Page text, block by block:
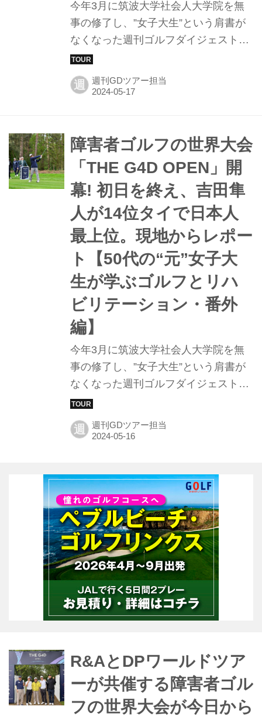
今年3月に筑波大学社会人大学院を無
事の修了し、”女子大生”という肩書が
なくなった週刊ゴルフダイジェスト編
集部Y。R＆AとDPワールドツアーが
共催する障害者ゴルフの世界大会
「THE G4D OPEN」の現場からの2日
週 週刊GDツアー担当
障害者ゴルフの世界大会
「THE G4D OPEN」開
幕! 初日を終え、吉田隼
人が14位タイで日本人
最上位。現地からレポー
ト【50代の“元”女子大
生が学ぶゴルフとリハ
ビリテーション・番外
編】
今年3月に筑波大学社会人大学院を無
事の修了し、”女子大生”という肩書が
なくなった週刊ゴルフダイジェスト編
集部Y。R＆AとDPワールドツアーが
共催する障害者ゴルフの世界大会
「THE G4D OPEN」の現場からの初
週 週刊GDツアー担当
R&AとDPワールドツア
ーが共催する障害者ゴル
フの世界大会が今日から